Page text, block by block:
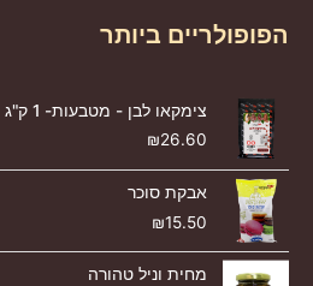
הפופולריים ביותר
צימקאו לבן - מטבעות- 1 ק"ג
₪26.60
אבקת סוכר
₪15.50
מחית וניל טהורה